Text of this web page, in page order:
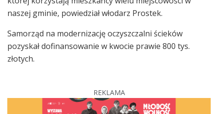
naszej gminie, powiedział włodarz Prostek.
Samorząd na modernizację oczyszczalni ścieków
pozyskał dofinansowanie w kwocie prawie 800 tys.
złotych.
REKLAMA